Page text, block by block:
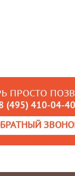
ПРОСТО
(495) 410-04-40